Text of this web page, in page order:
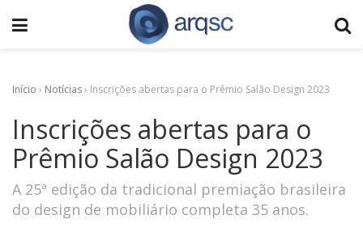
Início › Notícias› Inscrições abertas para o Prêmio Salão Design 2023
Inscrições abertas para o
Prêmio Salão Design 2023
A 25ª edição da tradicional premiação brasileira
do design de mobiliário completa 35 anos.